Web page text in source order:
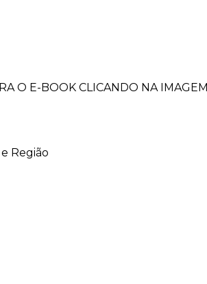
O E-BOOK CLICANDO NA IMAGEM
Região